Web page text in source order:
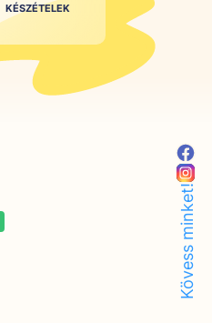
KÉSZÉTELEK
Kövess minket!